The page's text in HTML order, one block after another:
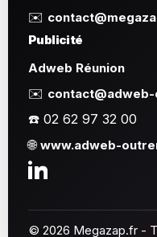
✉️
Publicité
Adweb Réunion
✉️
☎️ 02 62 97 32 00
🌐www.adweb-
© 2026 Megazap.fr -